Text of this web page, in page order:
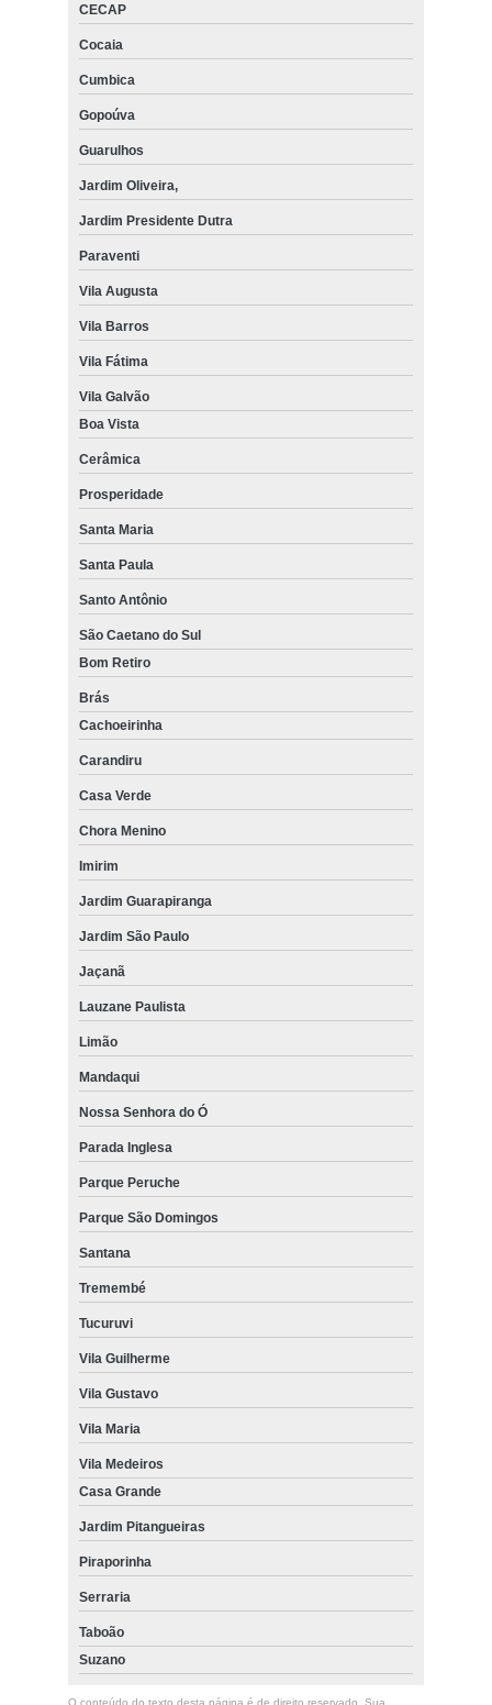
CECAP
Cocaia
Cumbica
Gopoúva
Guarulhos
Jardim Oliveira,
Jardim Presidente Dutra
Paraventi
Vila Augusta
Vila Barros
Vila Fátima
Vila Galvão
Boa Vista
Cerâmica
Prosperidade
Santa Maria
Santa Paula
Santo Antônio
São Caetano do Sul
Bom Retiro
Brás
Cachoeirinha
Carandiru
Casa Verde
Chora Menino
Imirim
Jardim Guarapiranga
Jardim São Paulo
Jaçanã
Lauzane Paulista
Limão
Mandaqui
Nossa Senhora do Ó
Parada Inglesa
Parque Peruche
Parque São Domingos
Santana
Tremembé
Tucuruvi
Vila Guilherme
Vila Gustavo
Vila Maria
Vila Medeiros
Casa Grande
Jardim Pitangueiras
Piraporinha
Serraria
Taboão
Suzano
O conteúdo do texto desta página é de direito reservado. Sua